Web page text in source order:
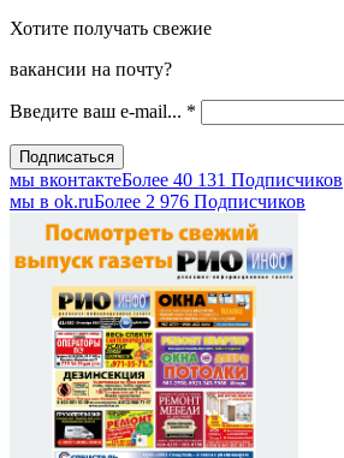
Хотите получать свежие
вакансии на почту?
Введите ваш e-mail... *
мы вконтактеБолее 40 131 Подписчиков
мы в оk.ruБолее 2 976 Подписчиков